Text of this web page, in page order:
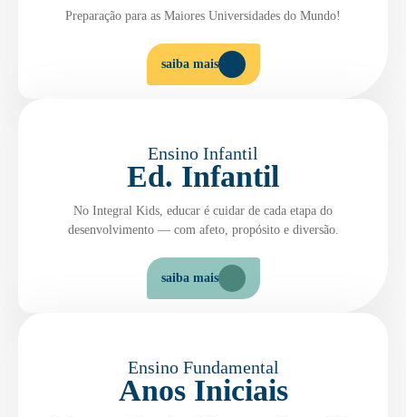
Preparação para as Maiores Universidades do Mundo!
saiba mais
Ensino Infantil
Ed. Infantil
No Integral Kids, educar é cuidar de cada etapa do
desenvolvimento — com afeto, propósito e diversão.
saiba mais
Ensino Fundamental
Anos Iniciais